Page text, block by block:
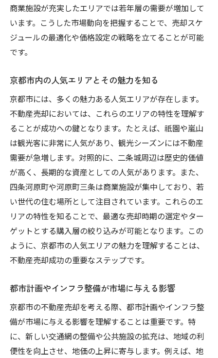
売却時期
経済指標が不動産売却時期に与える影響の
具体化
専門家の意見を取り入れた売却時期の最終
決定
不動産業者の選定が京都市での売却成功に与え
る影響
信頼できる不動産業者を選ぶためのポイン
ト
地元に精通した業者と連携するメリット
不動産業者の過去実績と顧客評価の確認
営業力が売却価格に及ぼす影響とその重要
性
契約条件と手数料についての理解と交渉
用法
季節ごとの物件需要の変動を予測する方法
観光シーズンを活かした売却戦略の立案
商業施設が充実したエリアでは若年層の需要が増加して
います。こうした市場動向を把握することで、売却スケ
ジュールの最適化や価格設定の戦略を立てることが可能
です。
京都市内の人気エリアとその魅力を知る
京都市には、多くの魅力ある人気エリアが存在します。
不動産売却においては、これらのエリアの特性を理解す
ることが成功への鍵となります。たとえば、祇園や嵐山
は観光客に非常に人気があり、観光シーズンには不動産
需要が急増します。対照的に、二条城周辺は歴史的価値
が高く、長期的な資産としての人気があります。また、
四条河原町や河原町三条は商業施設が集中しており、若
い世代の住む場所として注目されています。これらのエ
リアの特性を知ることで、最適な売却時期の選定やター
ゲットとする購入層の絞り込みが可能となります。この
ように、京都市の人気エリアの魅力を理解することは、
不動産売却成功の重要なステップです。
都市計画やインフラ整備が市場に与える影響
京都市の不動産売却を考える際、都市計画やインフラ整
備が市場に与える影響を理解することは重要です。特
に、新しい交通網の整備や公共施設の拡充は、地域の利
便性を向上させ、地価の上昇に寄与します。例えば、地